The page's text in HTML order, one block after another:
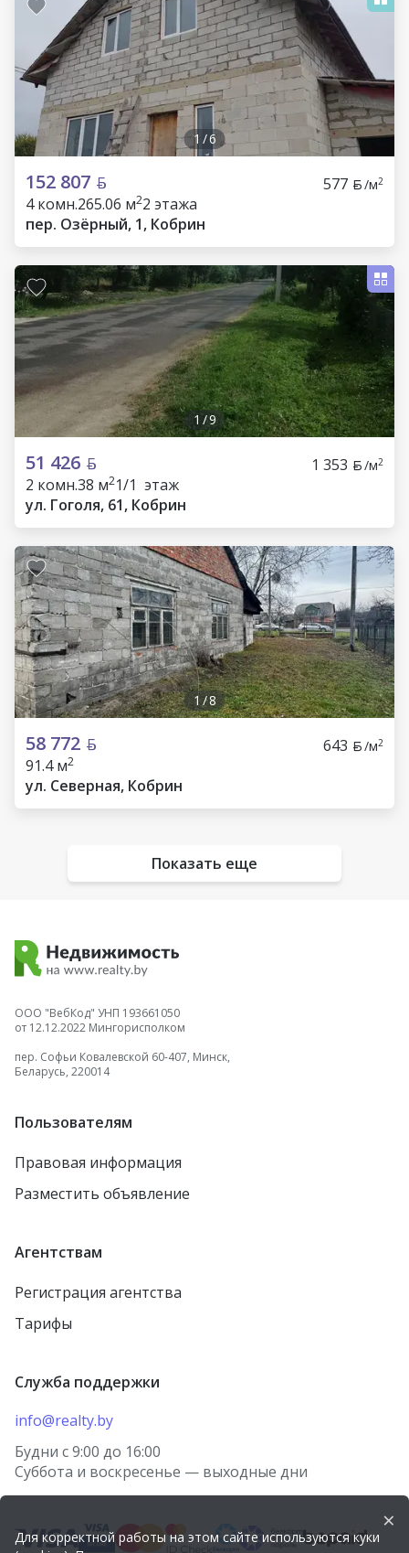
1 /6
152 807 577 /м2
4 комн.265.06 м22 этажа
пер. Озёрный, 1, Кобрин
1 /9
51 426 1 353 /м2
2 комн.38 м21/1 этаж
ул. Гоголя, 61, Кобрин
1 /8
58 772 643 /м2
91.4 м2
ул. Северная, Кобрин
Показать еще
ООО "ВебКод" УНП 193661050
от 12.12.2022 Мингорисполком
пер. Софьи Ковалевской 60-407, Минск,
Беларусь, 220014
Пользователям
Правовая информация
Разместить объявление
Агентствам
Регистрация агентства
Тарифы
Служба поддержки
info@realty.by
Будни с 9:00 до 16:00
Суббота и воскресенье — выходные дни
×
Для корректной работы на этом сайте используются куки